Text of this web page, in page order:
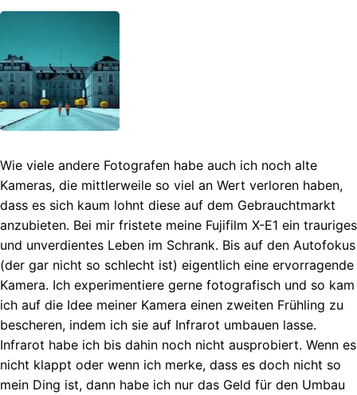
Wie viele andere Fotografen habe auch ich noch alte
Kameras, die mittlerweile so viel an Wert verloren haben,
dass es sich kaum lohnt diese auf dem Gebrauchtmarkt
anzubieten. Bei mir fristete meine Fujifilm X-E1 ein trauriges
und unverdientes Leben im Schrank. Bis auf den Autofokus
(der gar nicht so schlecht ist) eigentlich eine ervorragende
Kamera. Ich experimentiere gerne fotografisch und so kam
ich auf die Idee meiner Kamera einen zweiten Frühling zu
bescheren, indem ich sie auf Infrarot umbauen lasse.
Infrarot habe ich bis dahin noch nicht ausprobiert. Wenn es
nicht klappt oder wenn ich merke, dass es doch nicht so
mein Ding ist, dann habe ich nur das Geld für den Umbau